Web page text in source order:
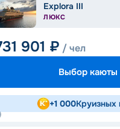
Explora III
ЛЮКС
901 ₽ / чел
Выбор каюты
+1 000Круизных